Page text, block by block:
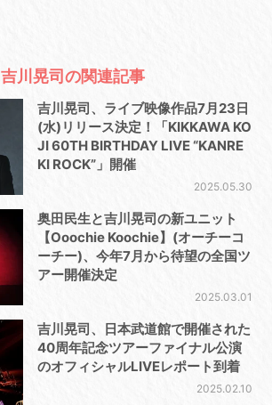
吉川晃司の関連記事
吉川晃司、ライブ映像作品7月23日
(水)リリース決定！「KIKKAWA KO
JI 60TH BIRTHDAY LIVE “KANRE
KI ROCK”」開催
2025.05.30
奥田民生と吉川晃司の新ユニット
【Ooochie Koochie】(オーチーコ
ーチー)、今年7月から待望の全国ツ
アー開催決定
2025.03.01
吉川晃司、日本武道館で開催された
40周年記念ツアーファイナル公演
のオフィシャルLIVEレポート到着
2025.02.10